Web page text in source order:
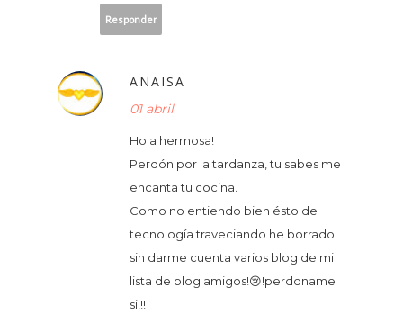
Responder
ANAISA
01 abril
Hola hermosa!
Perdón por la tardanza, tu sabes me
encanta tu cocina.
Como no entiendo bien ésto de
tecnología traveciando he borrado
sin darme cuenta varios blog de mi
lista de blog amigos!😢!perdoname
si!!!